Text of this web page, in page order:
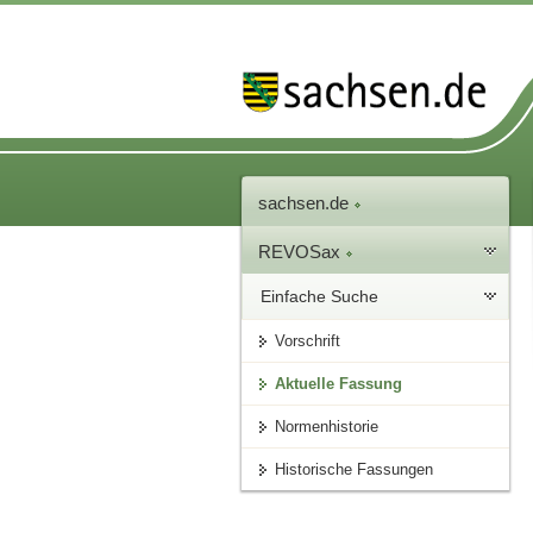
sachsen.de
REVOSax
Einfache Suche
Vorschrift
Aktuelle Fassung
Normenhistorie
Historische Fassungen